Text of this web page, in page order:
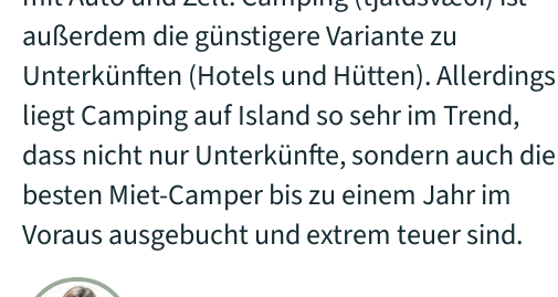
außerdem die günstigere Variante zu
Unterkünften (Hotels und Hütten). Allerdings
liegt Camping auf Island so sehr im Trend,
dass nicht nur Unterkünfte, sondern auch die
besten Miet-Camper bis zu einem Jahr im
Voraus ausgebucht und extrem teuer sind.